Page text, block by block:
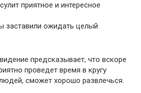
приятное и интересное
заставили ожидать целый
предсказывает, что вскоре
проведет время в кругу
сможет хорошо развлечься.